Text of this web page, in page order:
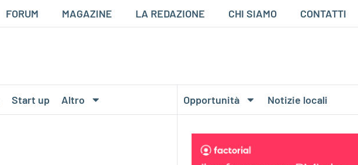
FORUM MAGAZINE LA REDAZIONE CHI SIAMO CONTATTI
Start up Altro Opportunità Notizie locali